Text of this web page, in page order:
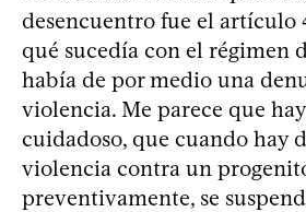
desencuentro fue el artículo
qué sucedía con el régimen
había de por medio una
violencia. Me parece que
cuidadoso, que cuando hay
violencia contra un
preventivamente, se